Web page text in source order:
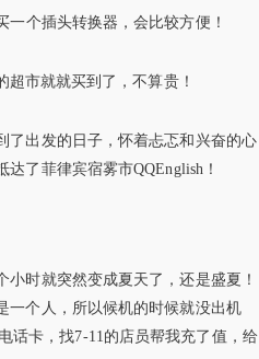
个插头转换器，会比较方便！
超市就就买到了，不算贵！
了出发的日子，怀着忐忑和兴奋的心
了菲律宾宿雾市QQEnglish！
时就突然变成夏天了，还是盛夏！
一个人，所以候机的时候就没出机
话卡，找7-11的店员帮我充了值，给